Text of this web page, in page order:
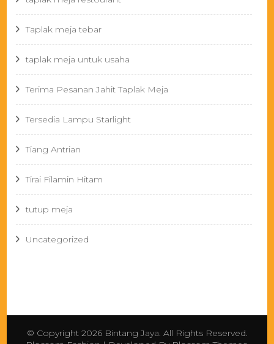
Taplak meja tebar
taplak meja untuk usaha
Terima Pesanan Jahit Taplak Meja
Tersedia Lampu Starlight
Tiang Antrian
Tirai Filamin Hitam
tutup meja
Uncategorized
© Copyright 2026 Bintang Jaya. All Rights Reserved.